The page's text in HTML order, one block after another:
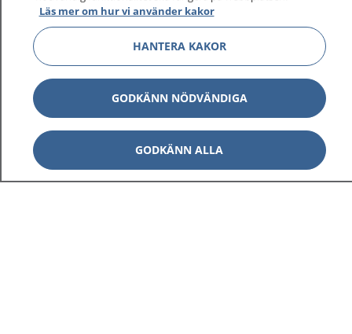
1177 på flera språk Visa
Om 1177 Visa
Kontakt Visa
Läs mer om hur vi använder kakor
HANTERA KAKOR
GODKÄNN NÖDVÄNDIGA
GODKÄNN ALLA